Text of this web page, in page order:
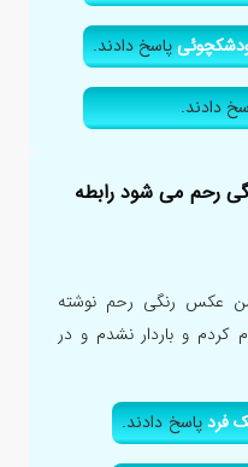
پاسخ دادند.
دادند.
رحم می شود رابطه
عکس رنگی رحم نوشته
کردم و باردار نشدم و در
فردپاسخ دادند.